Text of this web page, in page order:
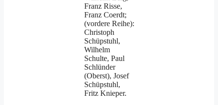
Franz Risse,
Franz Coerdt;
(vordere Reihe):
Christoph
Schüpstuhl,
Wilhelm
Schulte, Paul
Schlünder
(Oberst), Josef
Schüpstuhl,
Fritz Knieper.